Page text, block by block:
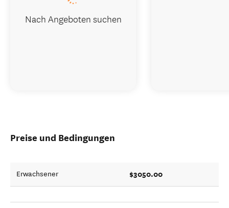
Preise und Bedingungen
Erwachsener $3050.00
Nach Angeboten suchen